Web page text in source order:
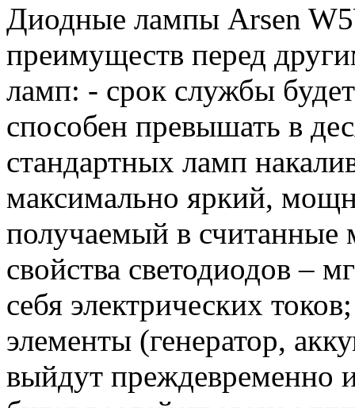
Диодные лампы Arsen
преимуществ перед
ламп: - срок службы
способен превышать в
стандартных ламп
максимально яркий,
получаемый в считанные
свойства светодиодов –
себя электрических
элементы (генератор,
выйдут преждевременно